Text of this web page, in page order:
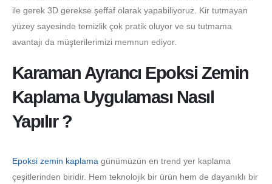
ile gerek 3D gerekse şeffaf olarak yapabiliyoruz. Kir tutmayan
yüzey sayesinde temizlik çok pratik oluyor ve su tutmama
avantajı da müşterilerimizi memnun ediyor.
Karaman Ayrancı Epoksi Zemin
Kaplama Uygulaması Nasıl
Yapılır ?
Epoksi zemin kaplama günümüzün en trend yer kaplama
çeşitlerinden biridir. Hem teknolojik bir ürün hem de dayanıklı bir